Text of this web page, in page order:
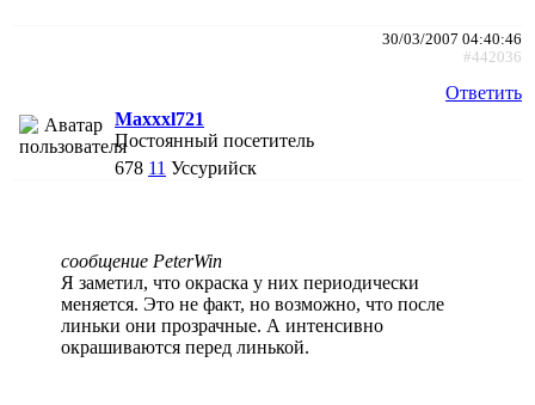
30/03/2007 04:40:46
#442036
Ответить
Maxxxl721
Постоянный посетитель
678 11 Уссурийск
сообщение PeterWin
Я заметил, что окраска у них периодически
меняется. Это не факт, но возможно, что после
линьки они прозрачные. А интенсивно
окрашиваются перед линькой.